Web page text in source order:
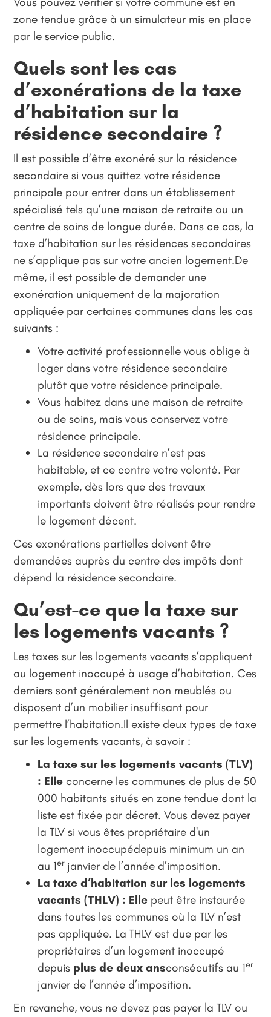
zone tendue grâce à un simulateur mis en place
par le service public.
Quels sont les cas
d’exonérations de la taxe
d’habitation sur la
résidence secondaire ?
Il est possible d’être exonéré sur la résidence
secondaire si vous quittez votre résidence
principale pour entrer dans un établissement
spécialisé tels qu’une maison de retraite ou un
centre de soins de longue durée. Dans ce cas, la
taxe d’habitation sur les résidences secondaires
ne s’applique pas sur votre ancien logement.De
même, il est possible de demander une
exonération uniquement de la majoration
appliquée par certaines communes dans les cas
suivants :
Votre activité professionnelle vous oblige à
loger dans votre résidence secondaire
plutôt que votre résidence principale.
Vous habitez dans une maison de retraite
ou de soins, mais vous conservez votre
résidence principale.
La résidence secondaire n’est pas
habitable, et ce contre votre volonté. Par
exemple, dès lors que des travaux
importants doivent être réalisés pour rendre
le logement décent.
Ces exonérations partielles doivent être
demandées auprès du centre des impôts dont
dépend la résidence secondaire.
Qu’est-ce que la taxe sur
les logements vacants ?
Les taxes sur les logements vacants s’appliquent
au logement inoccupé à usage d’habitation. Ces
derniers sont généralement non meublés ou
disposent d’un mobilier insuffisant pour
permettre l’habitation.Il existe deux types de taxe
sur les logements vacants, à savoir :
La taxe sur les logements vacants (TLV)
: Elle concerne les communes de plus de 50
000 habitants situés en zone tendue dont la
liste est fixée par décret. Vous devez payer
la TLV si vous êtes propriétaire d'un
logement inoccupédepuis minimum un an
au 1erjanvier de l’année d’imposition.
La taxe d’habitation sur les logements
vacants (THLV) : Elle peut être instaurée
dans toutes les communes où la TLV n’est
pas appliquée. La THLV est due par les
propriétaires d’un logement inoccupé
depuis plus de deux ansconsécutifs au 1er
janvier de l’année d’imposition.
En revanche, vous ne devez pas payer la TLV ou